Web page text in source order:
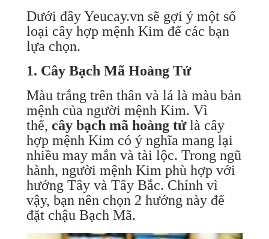
Dưới đây Yeucay.vn sẽ gợi ý một số
loại cây hợp mệnh Kim để các bạn
lựa chọn.
1. Cây Bạch Mã Hoàng Tử
Màu trắng trên thân và lá là màu bản
mệnh của người mệnh Kim. Vì
thế, cây bạch mã hoàng tửlà cây
hợp mệnh Kim có ý nghĩa mang lại
nhiều may mắn và tài lộc. Trong ngũ
hành, người mệnh Kim phù hợp với
hướng Tây và Tây Bắc. Chính vì
vậy, bạn nên chọn 2 hướng này để
đặt chậu Bạch Mã.